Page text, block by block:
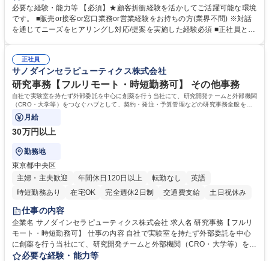
ーション、お客様対応 ■窓口にて、ご来店された個人のお客様に対して金
融商品のご提案 ■効率的な事務運用の検討・構築等 ≪業務紹介：ご応募前
に必ずご覧ください≫ ※記事 https://www.mysite.bk.mufg.jp/career/circle/
必要な経験・能力等 【必須】★顧客折衝経験を活かしてご活躍可能な環境
です。 ■販売or接客or窓口業務or営業経験をお持ちの方(業界不問) ※対話
を通じてニーズをヒアリングし対応/提案を実施した経験必須 ■正社員とし
るので安心して入行いただけます。 幅広いキャリアの選択肢があり、公募
や社内副業等を活用し、 一人ひとりが挑戦できるカルチャーが浸透してい
ます。 学歴・資格 学歴：大学院 大学 高専 短大 専修学校 高校 語学力：
資格：
正社員
サノダインセラピューティクス株式会社
研究事務【フルリモート・時短勤務可】 その他事務
自社で実験室を持たず外部委託を中心に創薬を行う当社にて、研究開発チームと外部機関
（CRO・大学等）をつなぐハブとして、契約・発注・予算管理などの研究事務全般をお
任せします。
月給
30万円以上
勤務地
東京都中央区
主婦・主夫歓迎
年間休日120日以上 転勤なし
英語
時短勤務あり
在宅OK 完全週休2日制 交通費支給 土日祝休み
仕事の内容
企業名 サノダインセラピューティクス株式会社 求人名 研究事務【フルリ
モート・時短勤務可】 仕事の内容 自社で実験室を持たず外部委託を中心
に創薬を行う当社にて、研究開発チームと外部機関（CRO・大学等）をつ
なぐハブとして、契約・発注・予算管理などの研究事務全般をお任せしま
必要な経験・能力等